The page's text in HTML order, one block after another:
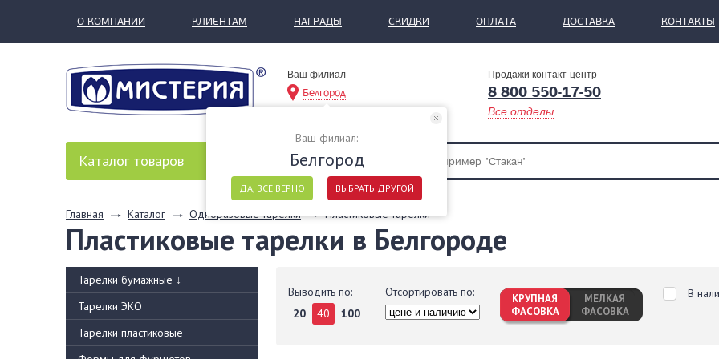
О КОМПАНИИ КЛИЕНТАМ НАГРАДЫ СКИДКИ ОПЛАТА ДОСТАВКА КОНТАКТЫ
Ваш филиал
Белгород
Продажи контакт-центр
8 800 550-17-50
Все отделы
Ваш филиал:
Белгород
ДА, ВСЕ ВЕРНО ВЫБРАТЬ ДРУГОЙ
Каталог товаров
Главная Каталог Одноразовые тарелки Пластиковые тарелки
Пластиковые тарелки в Белгороде
Тарелки бумажные ↓
Тарелки ЭКО
Тарелки пластиковые
Выводить по:
20
40 100
Отсортировать по:
КРУПНАЯ
ФАСОВКА
МЕЛКАЯ
ФАСОВКА
В